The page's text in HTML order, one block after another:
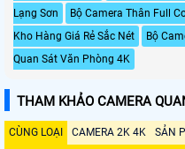
Lạng Sơn
Bộ Camera Thân Full
Kho Hàng Giá Rẻ Sắc Nét
Bộ
Quan Sát Văn Phòng 4K
THAM KHẢO CAMERA
CÙNG LOẠI CAMERA 2K 4K SẢN